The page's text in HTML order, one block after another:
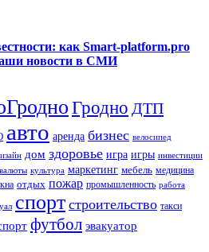
как Smart-platform.pro
новости в СМИ
Гродно ДТП
авто аренда бизнес велосипед
дом здоровье игра игры инвестиции
культура маркетинг мебель медицина
отдых пожар промышленность работа
спорт строительство такси
футбол эвакуатор